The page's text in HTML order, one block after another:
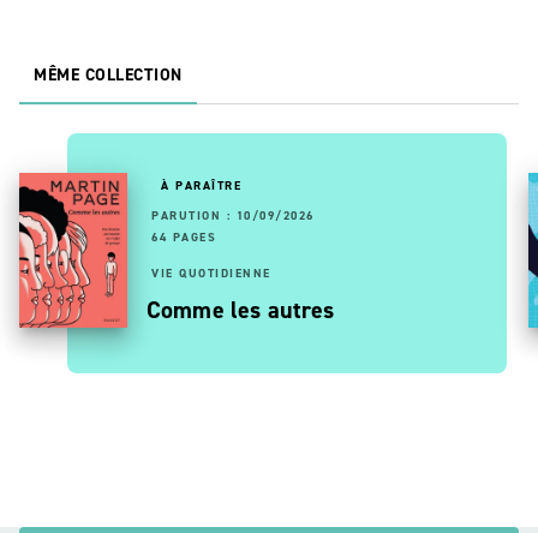
MÊME COLLECTION
À PARAÎTRE
PARUTION : 10/09/2026
64 PAGES
VIE QUOTIDIENNE
Comme les autres